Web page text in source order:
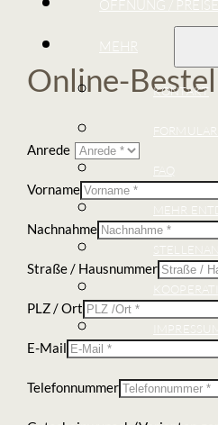
ÖFFNUNG /
MEHR
KONTAKT
FAQ
MEHR
Online-
Anrede
Vorname
Nachnahme
Straße / Hausnummer
PLZ / Ort
E-Mail
Telefonnummer